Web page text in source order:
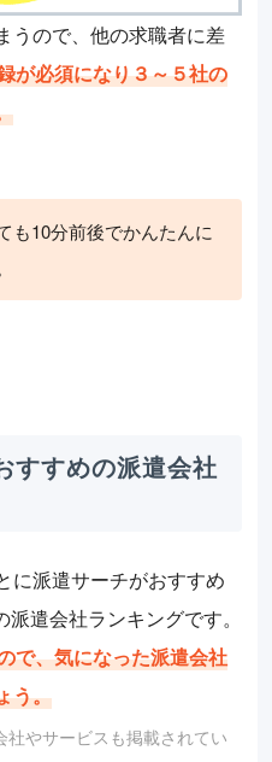
うので、他の求職者に差
が必須になり３～５社の
も10分前後でかんたんに
すすめの派遣会社
に派遣サーチがおすすめ
遣会社ランキングです。
で、気になった派遣会社
う。
やサービスも掲載されてい